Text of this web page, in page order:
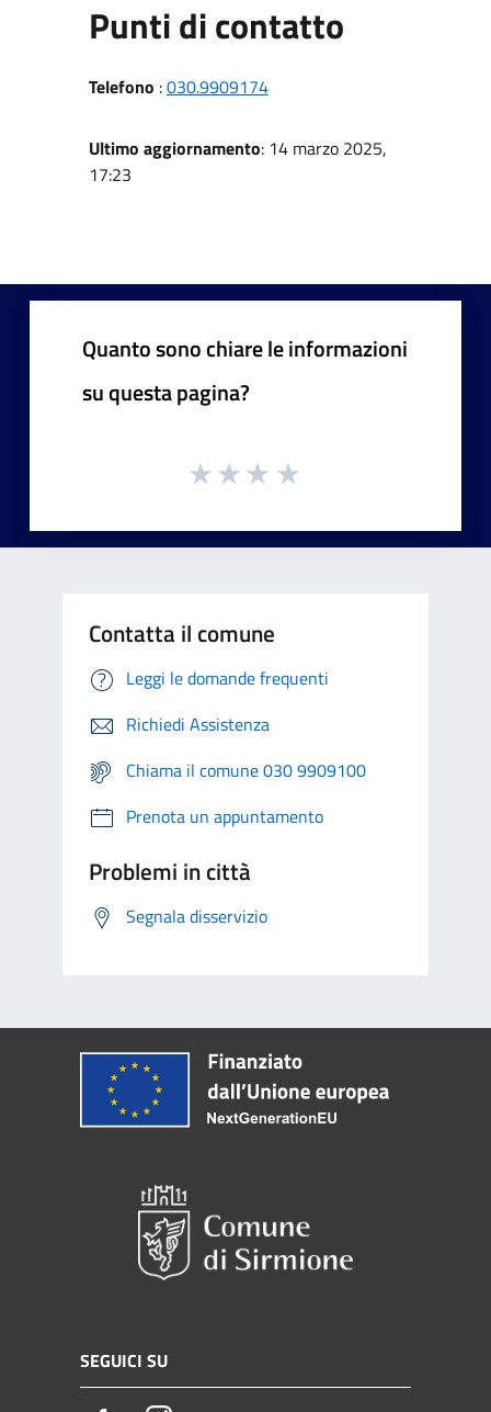
Punti di contatto
Telefono :030.9909174
Ultimo aggiornamento: 14 marzo 2025,
17:23
Quanto sono chiare le informazioni
su questa pagina?
Contatta il comune
Leggi le domande frequenti
Richiedi Assistenza
Chiama il comune 030 9909100
Prenota un appuntamento
Problemi in città
Segnala disservizio
SEGUICI SU